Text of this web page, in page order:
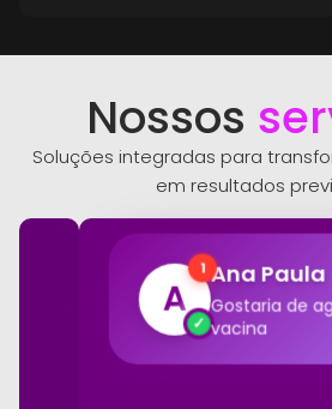
Nossos
Soluções integradas para
em resultados
A
1 Ana Paula
Gostaria de
vacina